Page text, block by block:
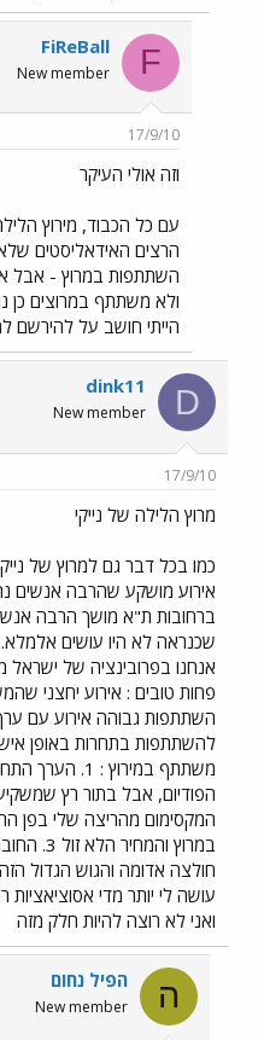
F
FiReBall
New member
17/9/10
וזה אולי העיקר
עם כל הכבוד, מירוץ
השתתפות במרוץ - אבל
ולא משתתף במרוצים כן
הייתי חושב על להירשם
D
dink11
New member
17/9/10
מרוץ הלילה של נייקי
כמו בכל דבר גם למרוץ של
אירוע מושקע שהרבה אנשים
ברחובות ת"א מושך הרבה
שכנראה לא היו עושים
אנחנו בפרובינציה של
פחות טובים : אירוע יחצני
השתתפות גבוהה אירוע עם ערך
משתתף במירוץ
הפודיום, אבל בתור רץ
במרוץ
חולצה אדומה והגוש הגדול
עושה לי יותר מדי
ואני לא רוצה להיות חלק מזה
ה הפיל נחום
New member